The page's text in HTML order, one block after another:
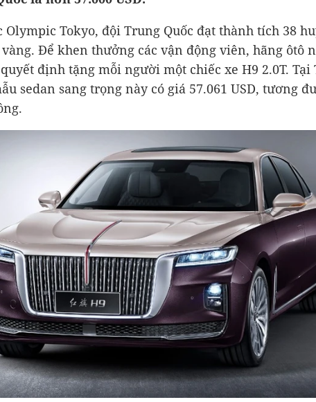
Olympic Tokyo, đội Trung Quốc đạt thành tích 38
Để khen thưởng các vận động viên, hãng ôtô
định tặng mỗi người một chiếc xe H9 2.0T. Tại
sedan sang trọng này có giá 57.061 USD, tương
.